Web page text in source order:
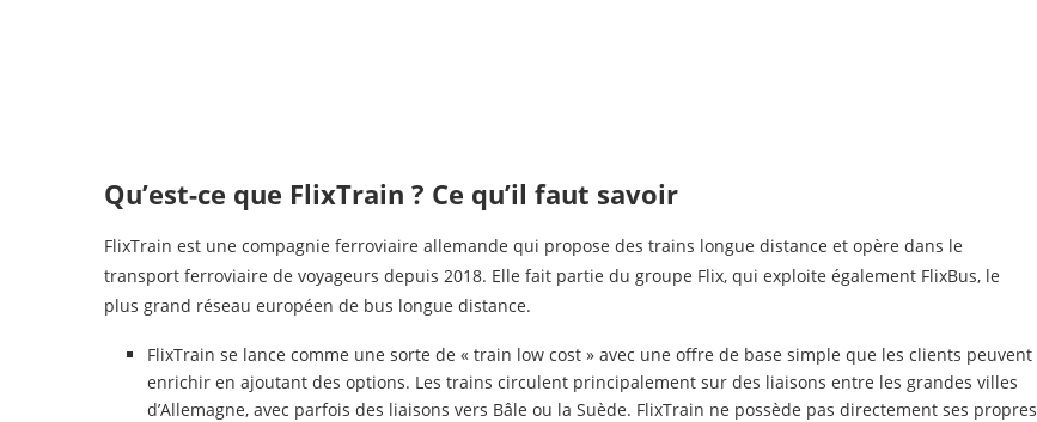
Qu’est-ce que FlixTrain ? Ce qu’il faut savoir
FlixTrain est une compagnie ferroviaire allemande qui propose des trains longue distance et opère dans le
transport ferroviaire de voyageurs depuis 2018. Elle fait partie du groupe Flix, qui exploite également FlixBus, le
plus grand réseau européen de bus longue distance.
FlixTrain se lance comme une sorte de « train low cost » avec une offre de base simple que les clients peuvent
enrichir en ajoutant des options. Les trains circulent principalement sur des liaisons entre les grandes villes
d’Allemagne, avec parfois des liaisons vers Bâle ou la Suède. FlixTrain ne possède pas directement ses propres